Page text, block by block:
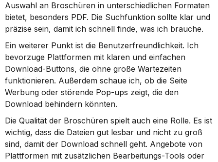
Auswahl an Broschüren in unterschiedlichen Formaten
bietet, besonders PDF. Die Suchfunktion sollte klar und
präzise sein, damit ich schnell finde, was ich brauche.
Ein weiterer Punkt ist die Benutzerfreundlichkeit. Ich
bevorzuge Plattformen mit klaren und einfachen
Download-Buttons, die ohne große Wartezeiten
funktionieren. Außerdem schaue ich, ob die Seite
Werbung oder störende Pop-ups zeigt, die den
Download behindern könnten.
Die Qualität der Broschüren spielt auch eine Rolle. Es ist
wichtig, dass die Dateien gut lesbar und nicht zu groß
sind, damit der Download schnell geht. Angebote von
Plattformen mit zusätzlichen Bearbeitungs-Tools oder